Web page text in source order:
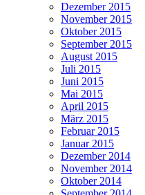
Dezember 2015
November 2015
Oktober 2015
September 2015
August 2015
Juli 2015
Juni 2015
Mai 2015
April 2015
März 2015
Februar 2015
Januar 2015
Dezember 2014
November 2014
Oktober 2014